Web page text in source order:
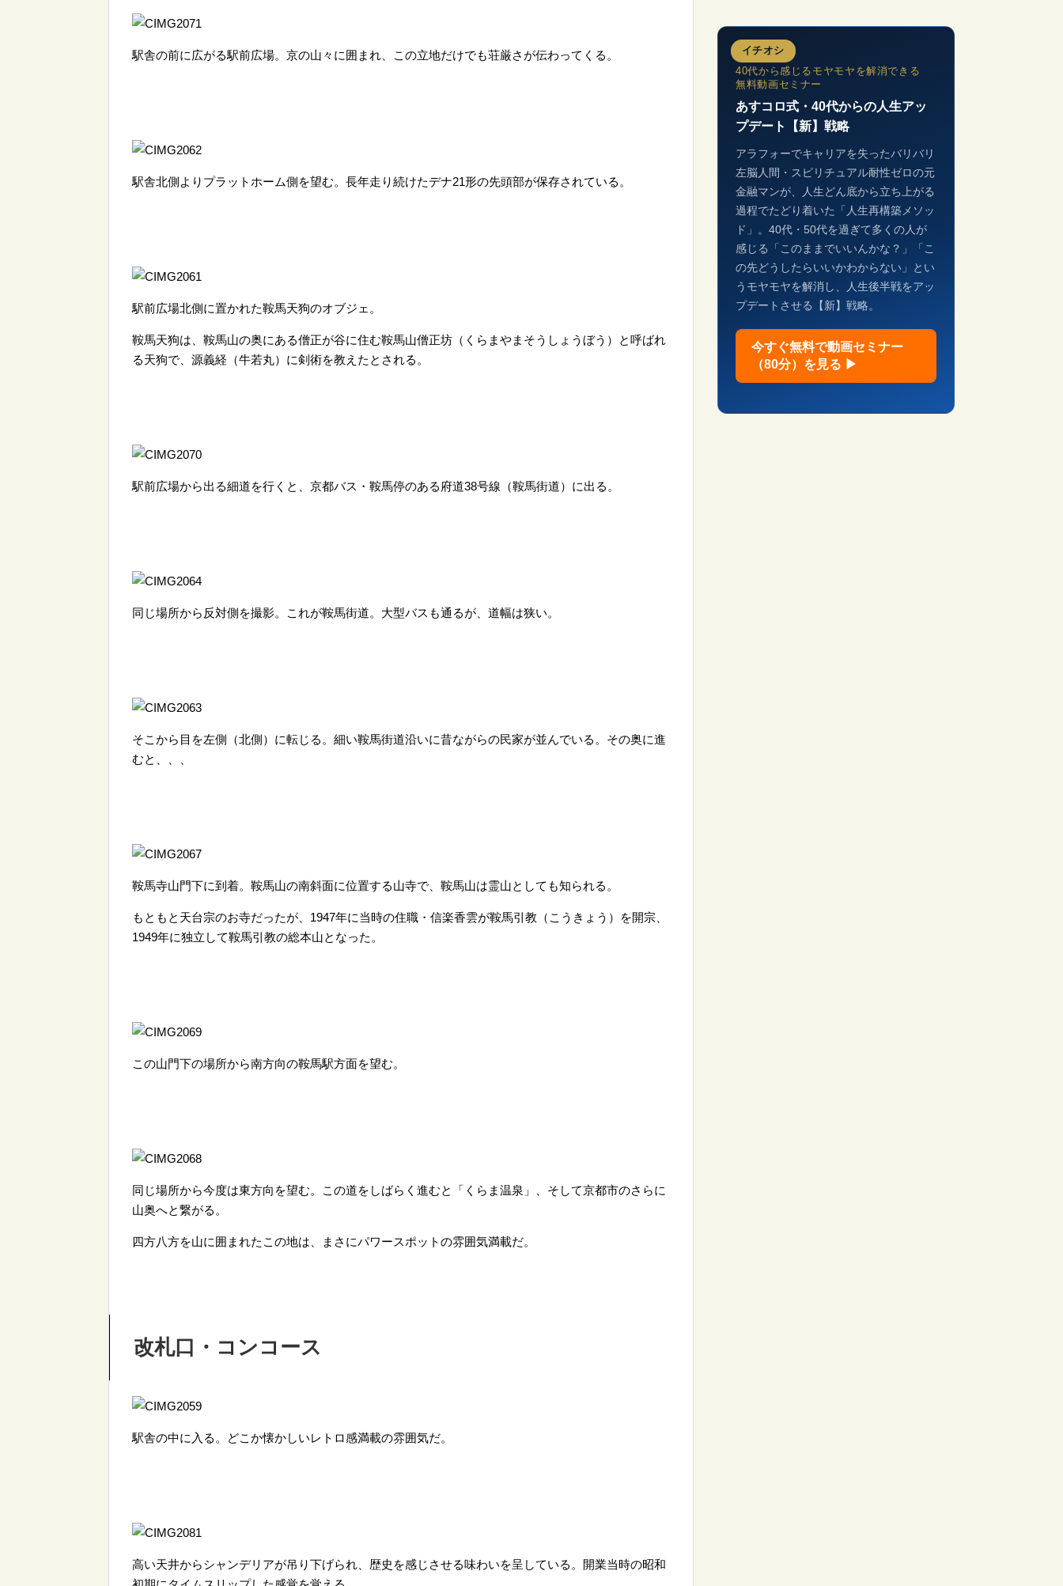
駅舎の前に広がる駅前広場。京の山々に囲まれ、この立地だけでも荘厳さが伝わってくる。
駅舎北側よりプラットホーム側を望む。長年走り続けたデナ21形の先頭部が保存されている。
駅前広場北側に置かれた鞍馬天狗のオブジェ。
鞍馬天狗は、鞍馬山の奥にある僧正が谷に住む鞍馬山僧正坊（くらまやまそうしょうぼう）と呼ばれ
る天狗で、源義経（牛若丸）に剣術を教えたとされる。
駅前広場から出る細道を行くと、京都バス・鞍馬停のある府道38号線（鞍馬街道）に出る。
同じ場所から反対側を撮影。これが鞍馬街道。大型バスも通るが、道幅は狭い。
そこから目を左側（北側）に転じる。細い鞍馬街道沿いに昔ながらの民家が並んでいる。その奥に進
むと、、、
鞍馬寺山門下に到着。鞍馬山の南斜面に位置する山寺で、鞍馬山は霊山としても知られる。
もともと天台宗のお寺だったが、1947年に当時の住職・信楽香雲が鞍馬引教（こうきょう）を開宗、
1949年に独立して鞍馬引教の総本山となった。
この山門下の場所から南方向の鞍馬駅方面を望む。
同じ場所から今度は東方向を望む。この道をしばらく進むと「くらま温泉」、そして京都市のさらに
山奥へと繋がる。
四方八方を山に囲まれたこの地は、まさにパワースポットの雰囲気満載だ。
改札口・コンコース
駅舎の中に入る。どこか懐かしいレトロ感満載の雰囲気だ。
高い天井からシャンデリアが吊り下げられ、歴史を感じさせる味わいを呈している。開業当時の昭和
イチオシ
40代から感じるモヤモヤを解消できる
無料動画セミナー
あすコロ式・40代からの人生アッ
プデート【新】戦略
アラフォーでキャリアを失ったバリバリ
左脳人間・スピリチュアル耐性ゼロの元
金融マンが、人生どん底から立ち上がる
過程でたどり着いた「人生再構築メソッ
ド」。40代・50代を過ぎて多くの人が
感じる「このままでいいんかな？」「こ
の先どうしたらいいかわからない」とい
うモヤモヤを解消し、人生後半戦をアッ
プデートさせる【新】戦略。
今すぐ無料で動画セミナー
（80分）を見る ▶